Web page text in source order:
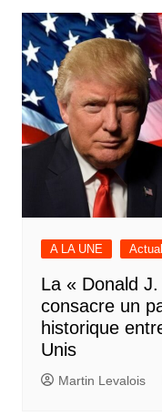
A LA UNE
La « Donald
consacre un
historique
Unis
Martin Levalois